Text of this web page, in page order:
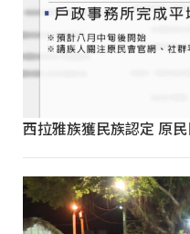
西拉雅族獲民族認定 原